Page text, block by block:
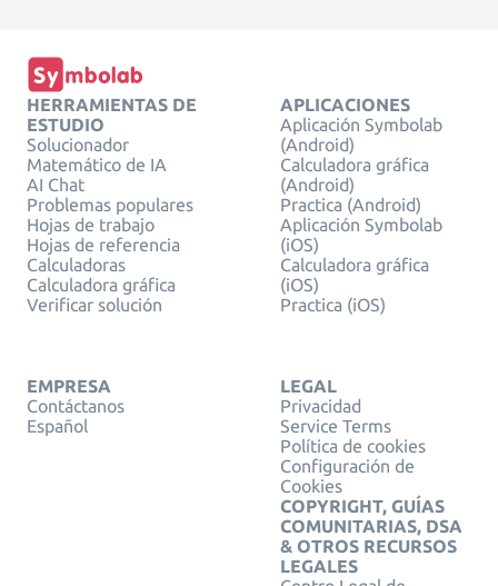
HERRAMIENTAS DE
ESTUDIO
Solucionador
Matemático de IA
AI Chat
Problemas populares
Hojas de trabajo
Hojas de referencia
Calculadoras
Calculadora gráfica
Verificar solución
APLICACIONES
Aplicación Symbolab
(Android)
Calculadora gráfica
(Android)
Practica (Android)
Aplicación Symbolab
(iOS)
Calculadora gráfica
(iOS)
Practica (iOS)
EMPRESA
Contáctanos
Español
LEGAL
Privacidad
Service Terms
Política de cookies
Configuración de
Cookies
COPYRIGHT, GUÍAS
COMUNITARIAS, DSA
& OTROS RECURSOS
LEGALES